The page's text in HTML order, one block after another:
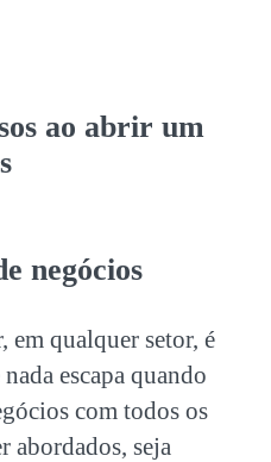
ao abrir um
negócios
em qualquer setor, é
escapa quando
com todos os
abordados, seja